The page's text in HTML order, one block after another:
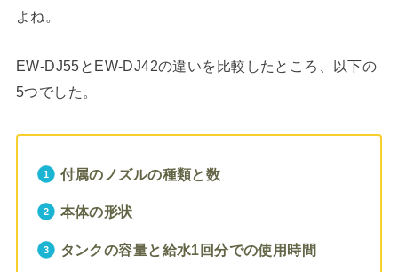
よね。
EW-DJ55とEW-DJ42の違いを比較したところ、以下の
5つでした。
付属のノズルの種類と数
本体の形状
タンクの容量と給水1回分での使用時間